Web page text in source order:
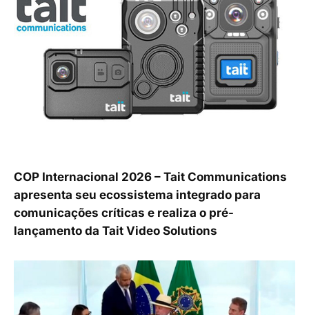
COP Internacional 2026 – Tait Communications
apresenta seu ecossistema integrado para
comunicações críticas e realiza o pré-
lançamento da Tait Video Solutions